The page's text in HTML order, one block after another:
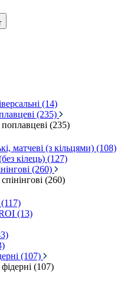
(14)
(235)
(235)
матчеві (з кільцями) (108)
кілець) (127)
(260)
(260)
(13)
(107)
(107)